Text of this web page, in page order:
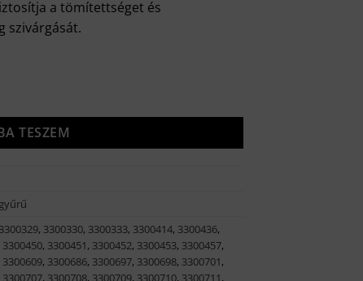
a tömítettséget és
szivárgását.
TESZEM
3300329, 3300330, 3300333, 3300414, 3300436,
3300450, 3300451, 3300452, 3300453, 3300457,
3300609, 3300686, 3300697, 3300698, 3300701,
3300707, 3300708, 3300709, 3300710, 3300711,